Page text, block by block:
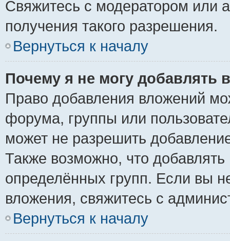
Свяжитесь с модератором или
получения такого разрешения.
Вернуться к началу
Почему я не могу добавлять
Право добавления вложений
форума, группы или
может не разрешить
Также возможно, что
определённых групп. Если вы
вложения, свяжитесь с
Вернуться к началу